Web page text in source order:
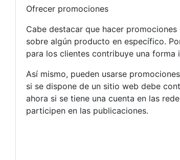
Ofrecer promociones
Cabe destacar que hacer
sobre algún producto en específico.
para los clientes contribuye una forma
Así mismo, pueden usarse
si se dispone de un sitio web debe
ahora si se tiene una cuenta en las
participen en las publicaciones.